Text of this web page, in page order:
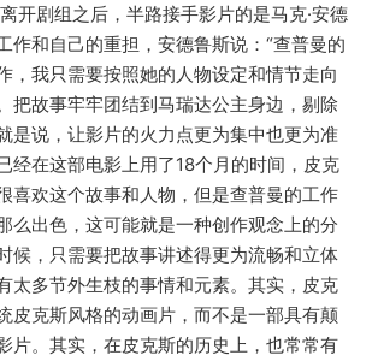
剧组之后，半路接手影片的是马克·安德
作和自己的重担，安德鲁斯说：“查普曼的
，我只需要按照她的人物设定和情节走向
把故事牢牢团结到马瑞达公主身边，剔除
是说，让影片的火力点更为集中也更为准
经在这部电影上用了18个月的时间，皮克
喜欢这个故事和人物，但是查普曼的工作
么出色，这可能就是一种创作观念上的分
候，只需要把故事讲述得更为流畅和立体
太多节外生枝的事情和元素。其实，皮克
皮克斯风格的动画片，而不是一部具有颠
片。其实，在皮克斯的历史上，也常常有